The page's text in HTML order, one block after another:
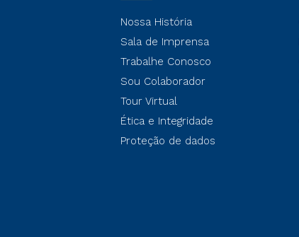
Nossa História
Sala de Imprensa
Trabalhe Conosco
Sou Colaborador
Tour Virtual
Ética e Integridade
Proteção de dados